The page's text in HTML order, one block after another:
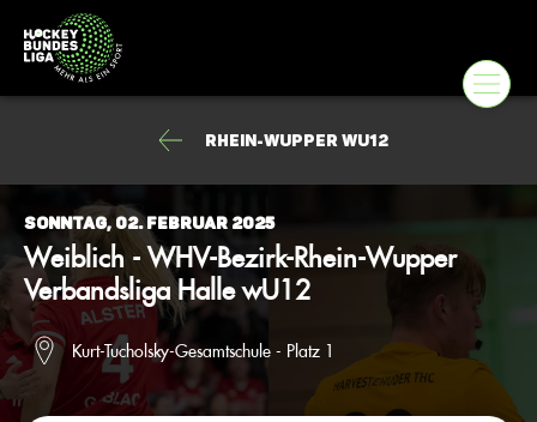
Rhein-Wupper wU12
Sonntag, 02. Februar 2025
Weiblich - WHV-Bezirk-Rhein-Wupper
Verbandsliga Halle wU12
Kurt-Tucholsky-Gesamtschule - Platz 1